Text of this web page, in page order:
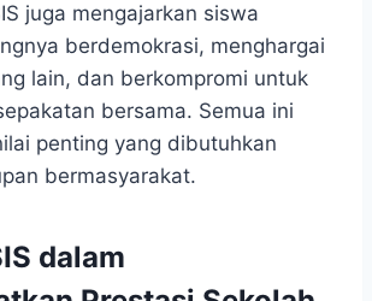
juga mengajarkan siswa
berdemokrasi, menghargai
lain, dan berkompromi untuk
bersama. Semua ini
penting yang dibutuhkan
bermasyarakat.
dalam